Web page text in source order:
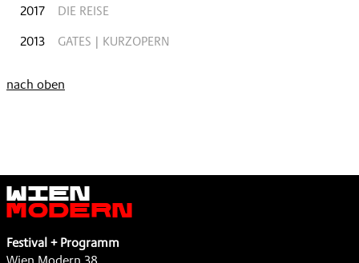
2017
DIE REISE
2013
GATES | KURZOPERN
nach oben
Wien
Modern
Festival + Programm